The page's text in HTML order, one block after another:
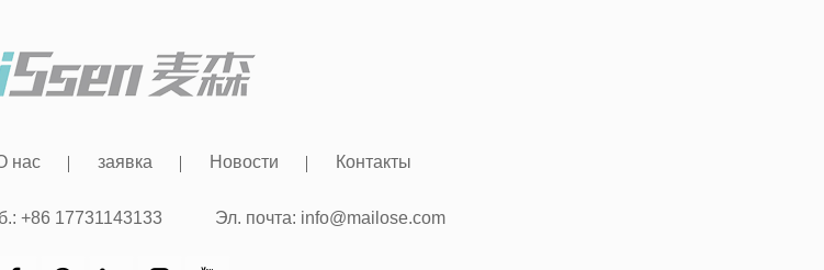
нас заявка Новости Контакты
+86 17731143133 Эл. почта: info@mailose.com